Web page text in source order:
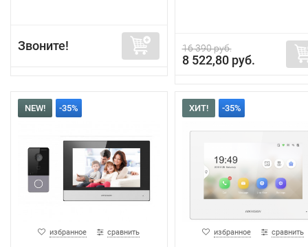
Звоните! 16 390 руб.
8 522,80 руб.
NEW! -35%
избранное сравнить
ХИТ! -35%
избранное сравнить